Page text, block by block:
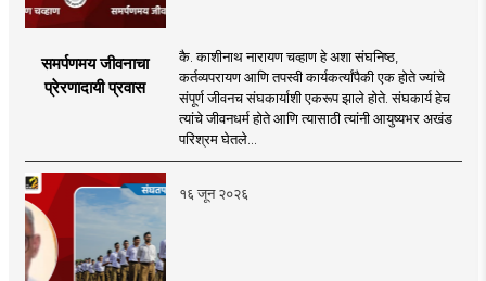
समर्पणमय जीवनाचा
प्रेरणादायी प्रवास
कै. काशीनाथ नारायण चव्हाण हे अशा संघनिष्ठ,
कर्तव्यपरायण आणि तपस्वी कार्यकर्त्यांपैकी एक होते ज्यांचे
संपूर्ण जीवनच संघकार्याशी एकरूप झाले होते. संघकार्य हेच
त्यांचे जीवनधर्म होते आणि त्यासाठी त्यांनी आयुष्यभर अखंड
परिश्रम घेतले...
१६ जून २०२६